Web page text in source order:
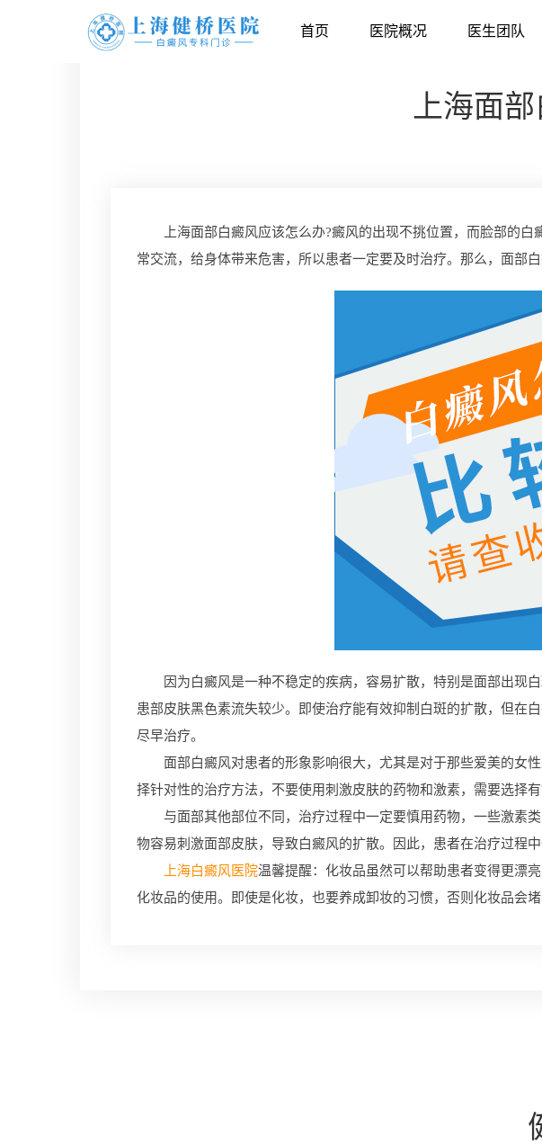
首页 医院概况 医生团队
上海面
上海面部白癜风应该怎么办?癜风的出现不挑位置，而脸部的白
常交流，给身体带来危害，所以患者一定要及时治疗。那么，面部
因为白癜风是一种不稳定的疾病，容易扩散，特别是面部出现白
患部皮肤黑色素流失较少。即使治疗能有效抑制白斑的扩散，但在
尽早治疗。
面部白癜风对患者的形象影响很大，尤其是对于那些爱美的女性
择针对性的治疗方法，不要使用刺激皮肤的药物和激素，需要选择有
与面部其他部位不同，治疗过程中一定要慎用药物，一些激素类
物容易刺激面部皮肤，导致白癜风的扩散。因此，患者在治疗过程中
上海白癜风医院温馨提醒：化妆品虽然可以帮助患者变得更漂
化妆品的使用。即使是化妆，也要养成卸妆的习惯，否则化妆品会